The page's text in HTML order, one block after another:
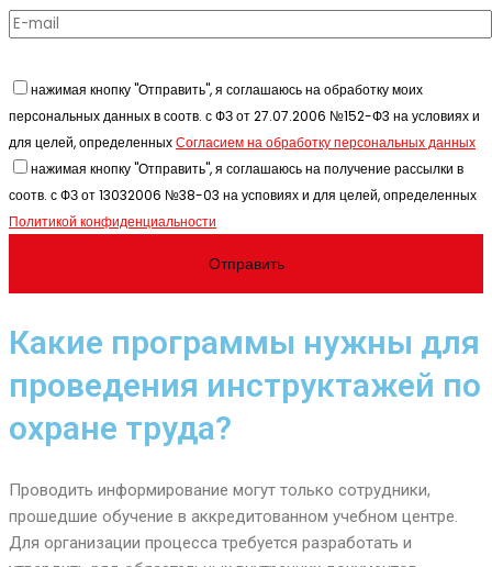
нажимая кнопку "Отправить", я соглашаюсь на обработку моих
персональных данных в соотв. с ФЗ от 27.07.2006 №152-Ф3 на условиях и
для целей, определенныхСогласием на обработку персональных данных
нажимая кнопку "Отправить", я соглашаюсь на получение рассылки в
соотв. с ФЗ от 13032006 №38-03 на усповиях и для целей, определенных
Политикой конфиденциальности
Какие программы нужны для
проведения инструктажей по
охране труда?
Проводить информирование могут только сотрудники,
прошедшие обучение в аккредитованном учебном центре.
Для организации процесса требуется разработать и